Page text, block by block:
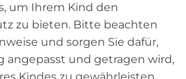
um Ihrem Kind den
zu bieten. Bitte beachten
und sorgen Sie dafür,
angepasst und getragen wird,